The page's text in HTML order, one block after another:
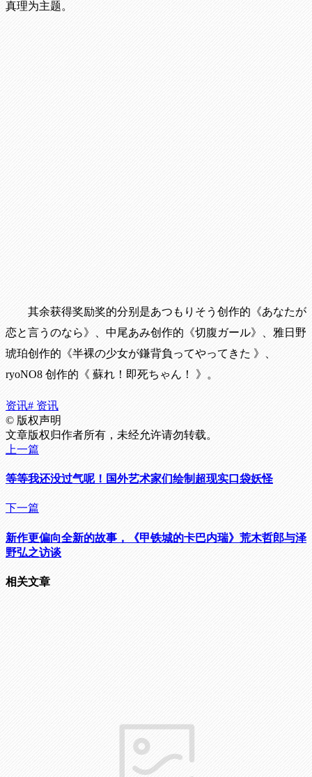
真理为主题。
其余获得奖励奖的分别是あつもりそう创作的《あなたが
恋と言うのなら》、中尾あみ创作的《切腹ガール》、雅日野
琥珀创作的《半裸の少女が鎌背負ってやってきた 》、
ryoNO8 创作的《 蘇れ！即死ちゃん！ 》。
资讯# 资讯
© 版权声明
文章版权归作者所有，未经允许请勿转载。
上一篇
等等我还没过气呢！国外艺术家们绘制超现实口袋妖怪
下一篇
新作更偏向全新的故事，《甲铁城的卡巴内瑞》荒木哲郎与泽
野弘之访谈
相关文章